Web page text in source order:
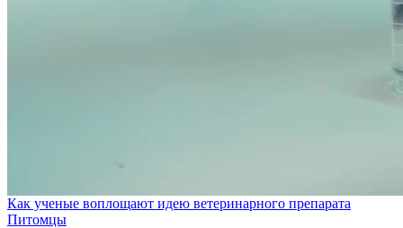
Как ученые воплощают идею ветеринарного препарата
Питомцы